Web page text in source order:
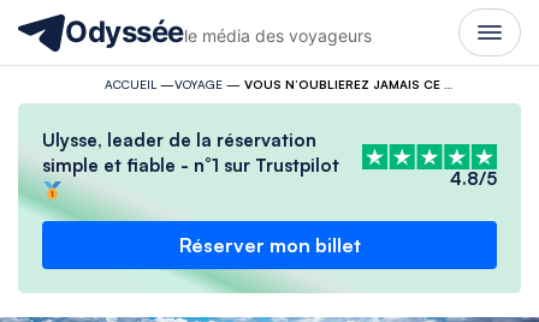
Odysséele média des voyageurs
ACCUEIL —VOYAGE—
Ulysse, leader de la réservation
simple et fiable - n°1 sur Trustpilot
4.8/5
Réserver mon billet